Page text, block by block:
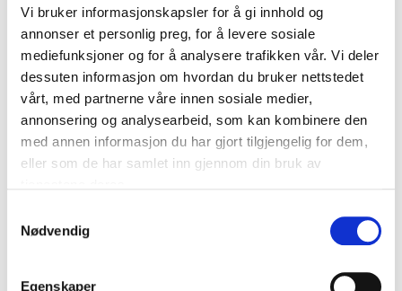
Vi bruker informasjonskapsler for å gi innhold og
annonser et personlig preg, for å levere sosiale
mediefunksjoner og for å analysere trafikken vår. Vi deler
dessuten informasjon om hvordan du bruker nettstedet
vårt, med partnerne våre innen sosiale medier,
annonsering og analysearbeid, som kan kombinere den
med annen informasjon du har gjort tilgjengelig for dem,
eller som de har samlet inn gjennom din bruk av
Nødvendig
Egenskaper